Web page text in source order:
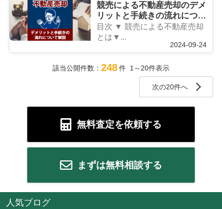
競売による不動産売却のデメ
リットと手続きの流れについ
て解説
目次 ▼ 競売による不動産売却
とは▼...
2024-09-24
該当公開件数： 248件 1～20件表示
次の20件へ
無料査定を依頼する
まずは無料相談する
人気ブログ